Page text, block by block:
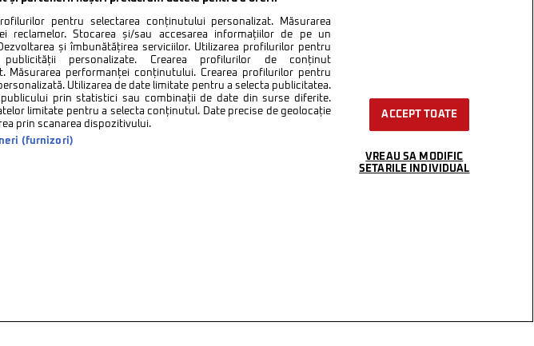
pentru selectarea conținutului personalizat. Măsurarea
reclamelor. Stocarea și/sau accesarea informațiilor de pe un
și îmbunătățirea serviciilor. Utilizarea profilurilor pentru
publicității personalizate. Crearea profilurilor de conținut
Măsurarea performanței conținutului. Crearea profilurilor pentru
Utilizarea de date limitate pentru a selecta publicitatea.
publicului prin statistici sau combinații de date din surse diferite.
limitate pentru a selecta conținutul. Date precise de geolocație
prin scanarea dispozitivului.
(furnizori)
ACCEPT TOATE
VREAU SA MODIFIC
SETARILE INDIVIDUAL